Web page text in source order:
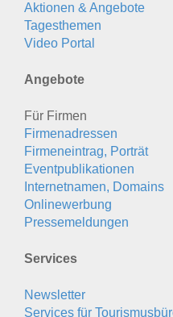
Aktionen & Angebote
Tagesthemen
Video Portal
Angebote
Für Firmen
Firmenadressen
Firmeneintrag, Porträt
Eventpublikationen
Internetnamen, Domains
Onlinewerbung
Pressemeldungen
Services
Newsletter
Services für